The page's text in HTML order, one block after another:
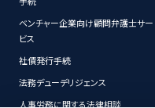
ベンチャー企業向け顧問弁護士サー
ビス
社債発行手続
法務デューデリジェンス
人事労務に関する法律相談